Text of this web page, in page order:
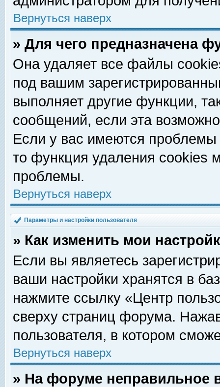
Вернуться наверх
» Для чего предназначена
Она удаляет все файлы
под вашим
выполняет другие функции,
сообщений, если эта
Если у вас имеются
то функция удаления cookies
проблемы.
Вернуться наверх
Параметры и настройки пользователя
» Как изменить мои
Если вы являетесь
ваши настройки хранятся в
нажмите ссылку «Центр
сверху страниц форума.
пользователя, в котором
Вернуться наверх
» На форуме неправильное